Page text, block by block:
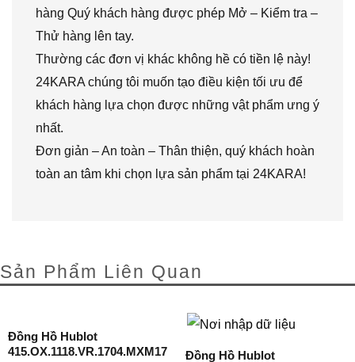
hàng Quý khách hàng được phép Mở – Kiểm tra –
Thử hàng lên tay.
Thường các đơn vị khác không hề có tiền lệ này!
24KARA chúng tôi muốn tạo điều kiện tối ưu để
khách hàng lựa chọn được những vật phẩm ưng ý
nhất.
Đơn giản – An toàn – Thân thiện, quý khách hoàn
toàn an tâm khi chọn lựa sản phẩm tại 24KARA!
Sản Phẩm Liên Quan
Đồng Hồ Hublot
415.OX.1118.VR.1704.MXM17
Đồng Hồ Hublot